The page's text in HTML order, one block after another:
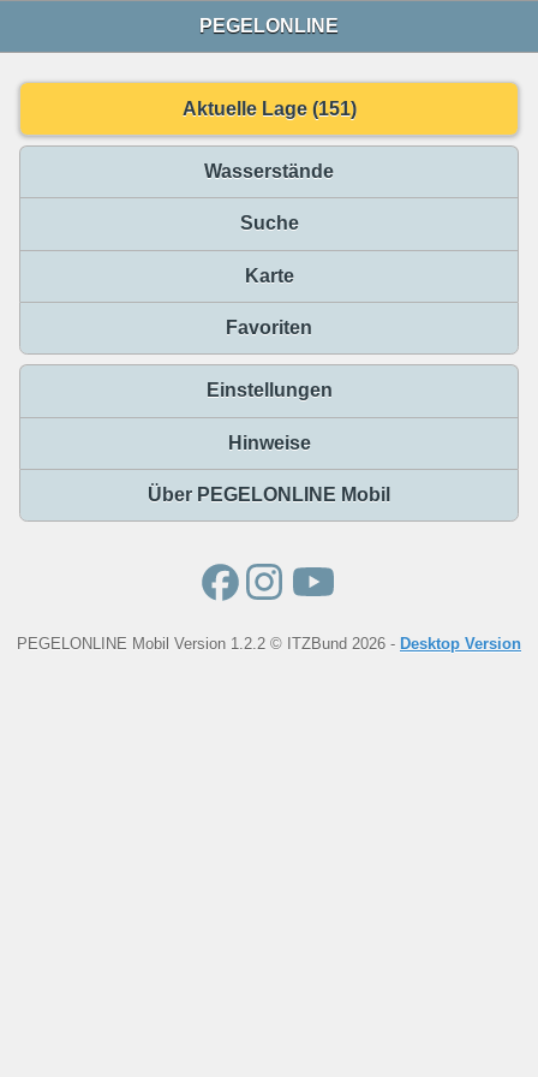
PEGELONLINE
Aktuelle Lage (151)
Wasserstände
Suche
Karte
Favoriten
Einstellungen
Hinweise
Über PEGELONLINE Mobil
PEGELONLINE Mobil Version 1.2.2 © ITZBund 2026 - Desktop Version